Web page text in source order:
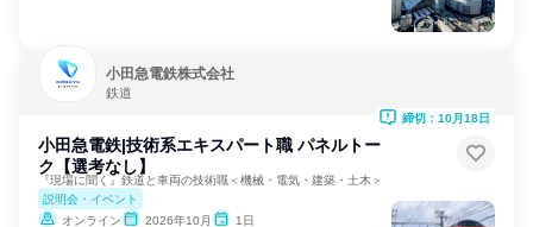
小田急電鉄株式会社
鉄道
小田急電鉄|技術系エキスパート職 パネルトー
ク【選考なし】
『現場に聞く』鉄道と車両の技術職＜機械・電気・建築・土木＞
説明会・イベント
オンライン
2026年10月 1日
締切：10月18日